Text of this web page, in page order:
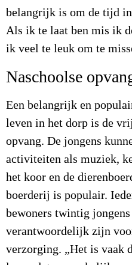
belangrijk is om de tijd in
Als ik te laat ben mis ik
ik veel te leuk om te
Naschoolse
Een belangrijk en
leven in het dorp is de
opvang. De jongens
activiteiten als muziek,
het koor en de
boerderij is populair.
bewoners twintig
verantwoordelijk zijn
verzorging. „Het is vaak